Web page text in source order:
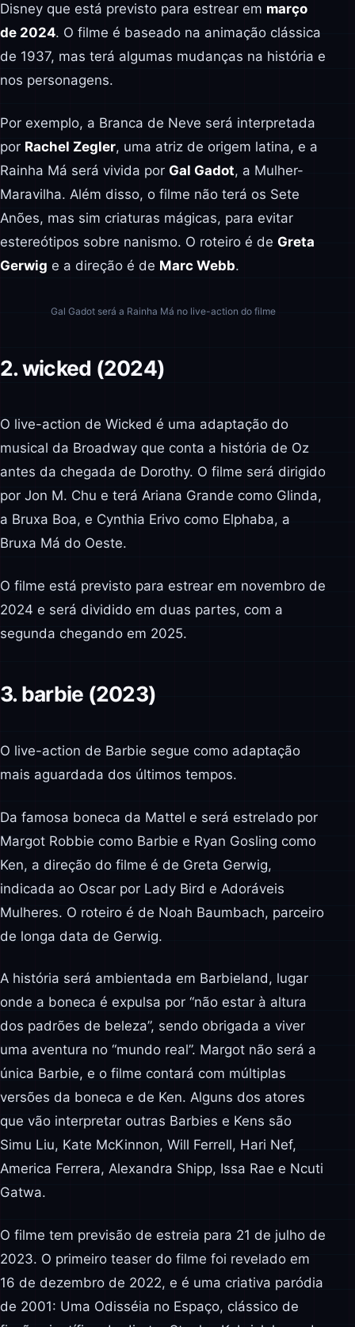
Disney que está previsto para estrear em março
de 2024. O filme é baseado na animação clássica
de 1937, mas terá algumas mudanças na história e
nos personagens.
Por exemplo, a Branca de Neve será interpretada
por Rachel Zegler, uma atriz de origem latina, e a
Rainha Má será vivida por Gal Gadot, a Mulher-
Maravilha. Além disso, o filme não terá os Sete
Anões, mas sim criaturas mágicas, para evitar
estereótipos sobre nanismo. O roteiro é de Greta
Gerwig e a direção é de Marc Webb.
Gal Gadot será a Rainha Má no live-action do filme
2. wicked (2024)
O live-action de Wicked é uma adaptação do
musical da Broadway que conta a história de Oz
antes da chegada de Dorothy. O filme será dirigido
por Jon M. Chu e terá Ariana Grande como Glinda,
a Bruxa Boa, e Cynthia Erivo como Elphaba, a
Bruxa Má do Oeste.
O filme está previsto para estrear em novembro de
2024 e será dividido em duas partes, com a
segunda chegando em 2025.
3. barbie (2023)
O live-action de Barbie segue como adaptação
mais aguardada dos últimos tempos.
Da famosa boneca da Mattel e será estrelado por
Margot Robbie como Barbie e Ryan Gosling como
Ken, a direção do filme é de Greta Gerwig,
indicada ao Oscar por Lady Bird e Adoráveis
Mulheres. O roteiro é de Noah Baumbach, parceiro
de longa data de Gerwig.
A história será ambientada em Barbieland, lugar
onde a boneca é expulsa por “não estar à altura
dos padrões de beleza”, sendo obrigada a viver
uma aventura no “mundo real”. Margot não será a
única Barbie, e o filme contará com múltiplas
versões da boneca e de Ken. Alguns dos atores
que vão interpretar outras Barbies e Kens são
Simu Liu, Kate McKinnon, Will Ferrell, Hari Nef,
America Ferrera, Alexandra Shipp, Issa Rae e Ncuti
Gatwa.
O filme tem previsão de estreia para 21 de julho de
2023. O primeiro teaser do filme foi revelado em
16 de dezembro de 2022, e é uma criativa paródia
de 2001: Uma Odisséia no Espaço, clássico de